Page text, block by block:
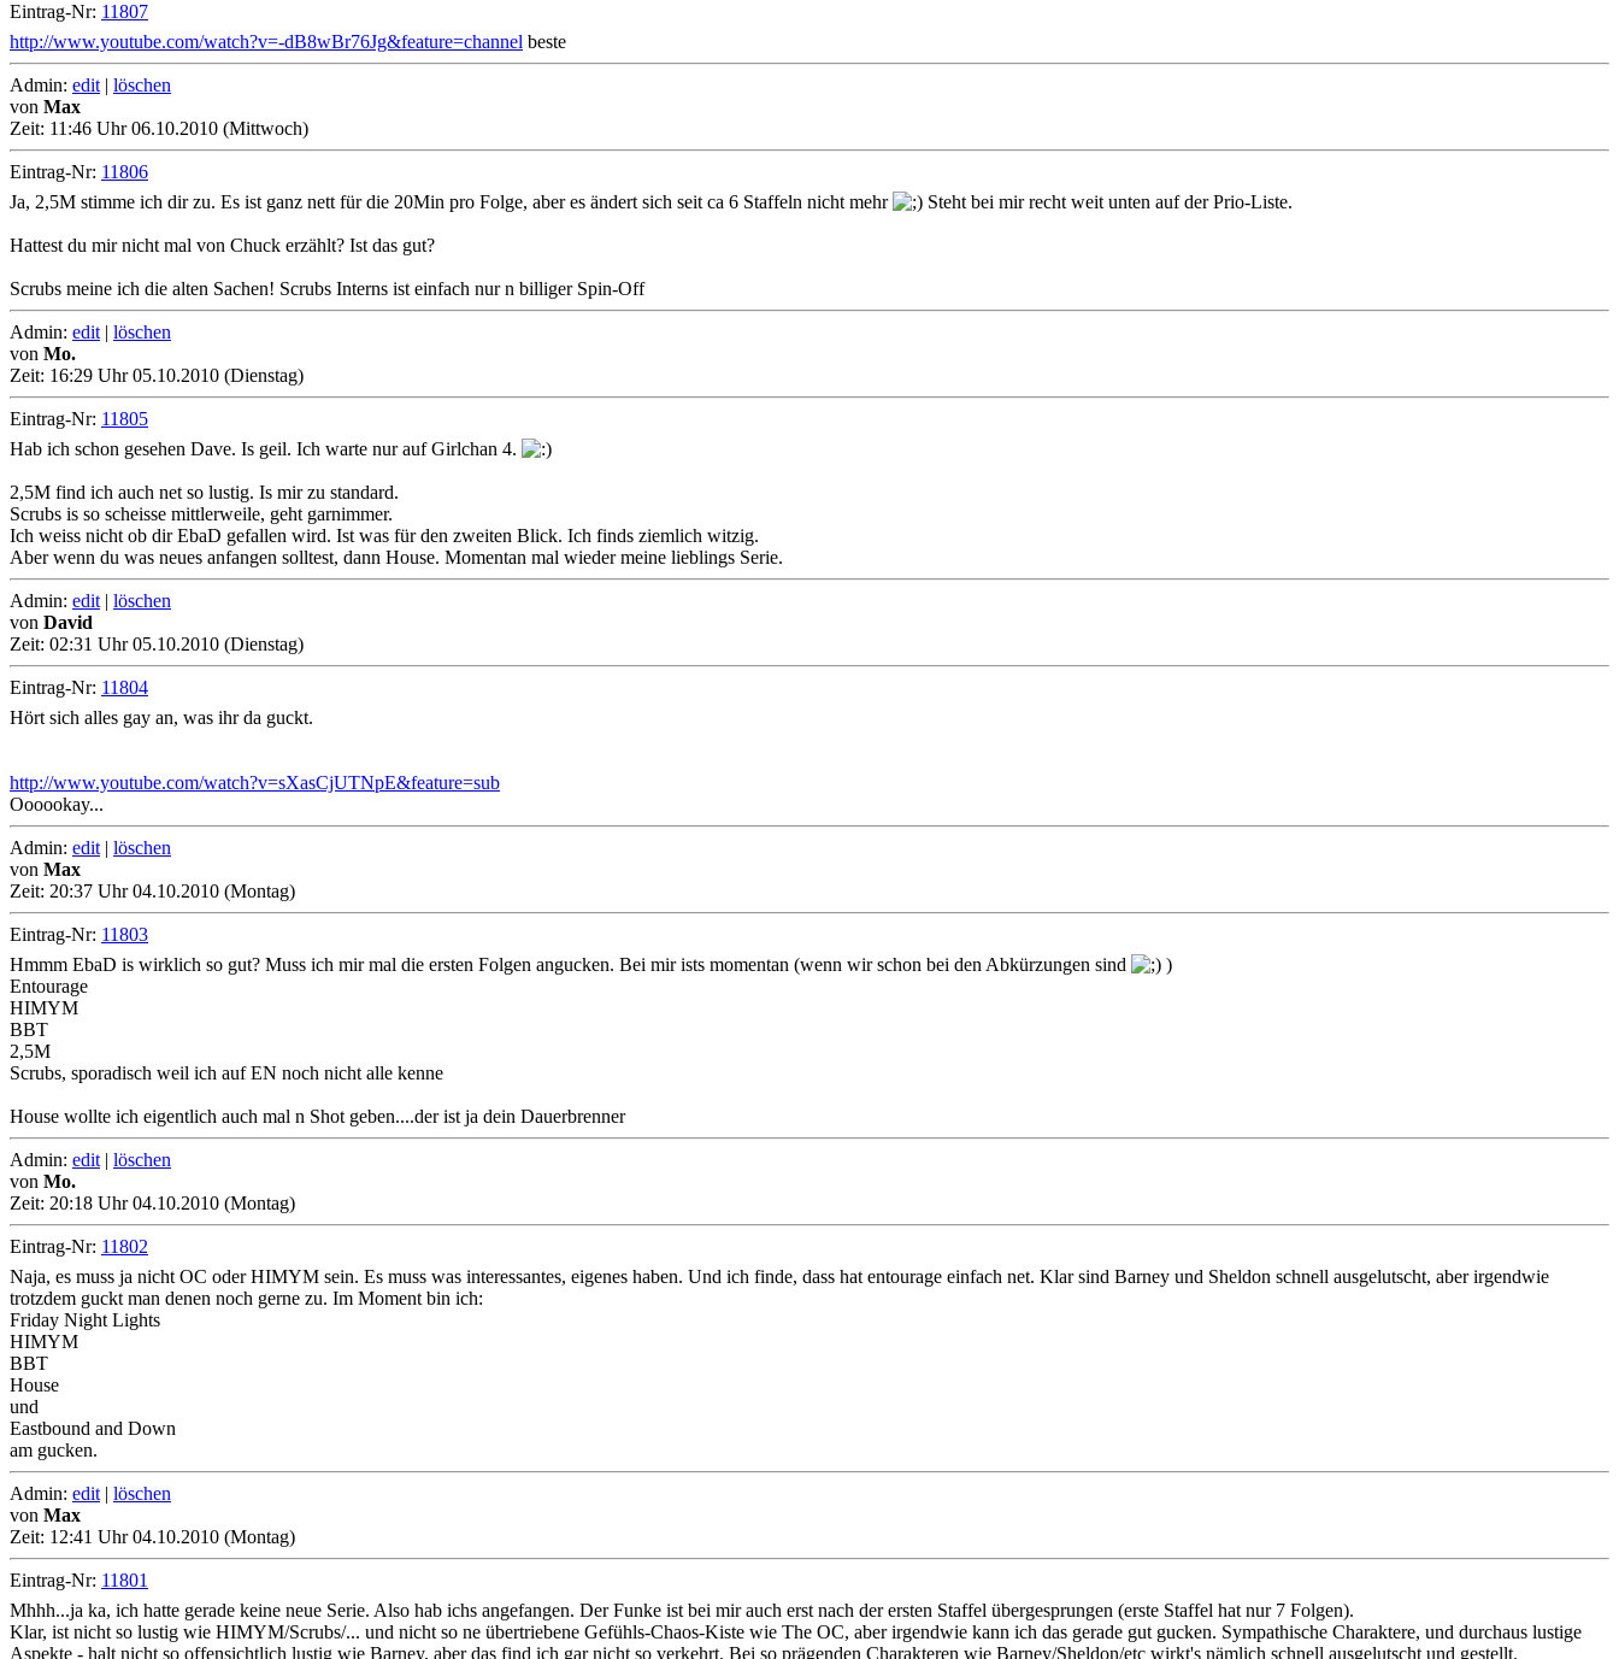
Eintrag-Nr: 11807
http://www.youtube.com/watch?v=-dB8wBr76Jg&feature=channel beste
Admin: edit | löschen
von Max
Zeit: 11:46 Uhr 06.10.2010 (Mittwoch)
Eintrag-Nr: 11806
Ja, 2,5M stimme ich dir zu. Es ist ganz nett für die 20Min pro Folge, aber es ändert sich seit ca 6 Staffeln nicht mehr
Steht bei mir recht weit unten auf der Prio-Liste.
Hattest du mir nicht mal von Chuck erzählt? Ist das gut?
Scrubs meine ich die alten Sachen! Scrubs Interns ist einfach nur n billiger Spin-Off
Admin: edit | löschen
von Mo.
Zeit: 16:29 Uhr 05.10.2010 (Dienstag)
Eintrag-Nr: 11805
Hab ich schon gesehen Dave. Is geil. Ich warte nur auf Girlchan 4.
2,5M find ich auch net so lustig. Is mir zu standard.
Scrubs is so scheisse mittlerweile, geht garnimmer.
Ich weiss nicht ob dir EbaD gefallen wird. Ist was für den zweiten Blick. Ich finds ziemlich witzig.
Aber wenn du was neues anfangen solltest, dann House. Momentan mal wieder meine lieblings Serie.
Admin: edit | löschen
von David
Zeit: 02:31 Uhr 05.10.2010 (Dienstag)
Eintrag-Nr: 11804
Hört sich alles gay an, was ihr da guckt.
http://www.youtube.com/watch?v=sXasCjUTNpE&feature=sub
Oooookay...
Admin: edit | löschen
von Max
Zeit: 20:37 Uhr 04.10.2010 (Montag)
Eintrag-Nr: 11803
Hmmm EbaD is wirklich so gut? Muss ich mir mal die ersten Folgen angucken. Bei mir ists momentan (wenn wir schon bei den Abkürzungen sind
)
Entourage
HIMYM
BBT
2,5M
Scrubs, sporadisch weil ich auf EN noch nicht alle kenne
House wollte ich eigentlich auch mal n Shot geben....der ist ja dein Dauerbrenner
Admin: edit | löschen
von Mo.
Zeit: 20:18 Uhr 04.10.2010 (Montag)
Eintrag-Nr: 11802
Naja, es muss ja nicht OC oder HIMYM sein. Es muss was interessantes, eigenes haben. Und ich finde, dass hat entourage einfach net. Klar sind Barney und Sheldon schnell ausgelutscht, aber irgendwie
trotzdem guckt man denen noch gerne zu. Im Moment bin ich:
Friday Night Lights
HIMYM
BBT
House
und
Eastbound and Down
am gucken.
Admin: edit | löschen
von Max
Zeit: 12:41 Uhr 04.10.2010 (Montag)
Eintrag-Nr: 11801
Mhhh...ja ka, ich hatte gerade keine neue Serie. Also hab ichs angefangen. Der Funke ist bei mir auch erst nach der ersten Staffel übergesprungen (erste Staffel hat nur 7 Folgen).
Klar, ist nicht so lustig wie HIMYM/Scrubs/... und nicht so ne übertriebene Gefühls-Chaos-Kiste wie The OC, aber irgendwie kann ich das gerade gut gucken. Sympathische Charaktere, und durchaus lustige
Aspekte - halt nicht so offensichtlich lustig wie Barney, aber das find ich gar nicht so verkehrt. Bei so prägenden Charakteren wie Barney/Sheldon/etc wirkt's nämlich schnell ausgelutscht und gestellt.